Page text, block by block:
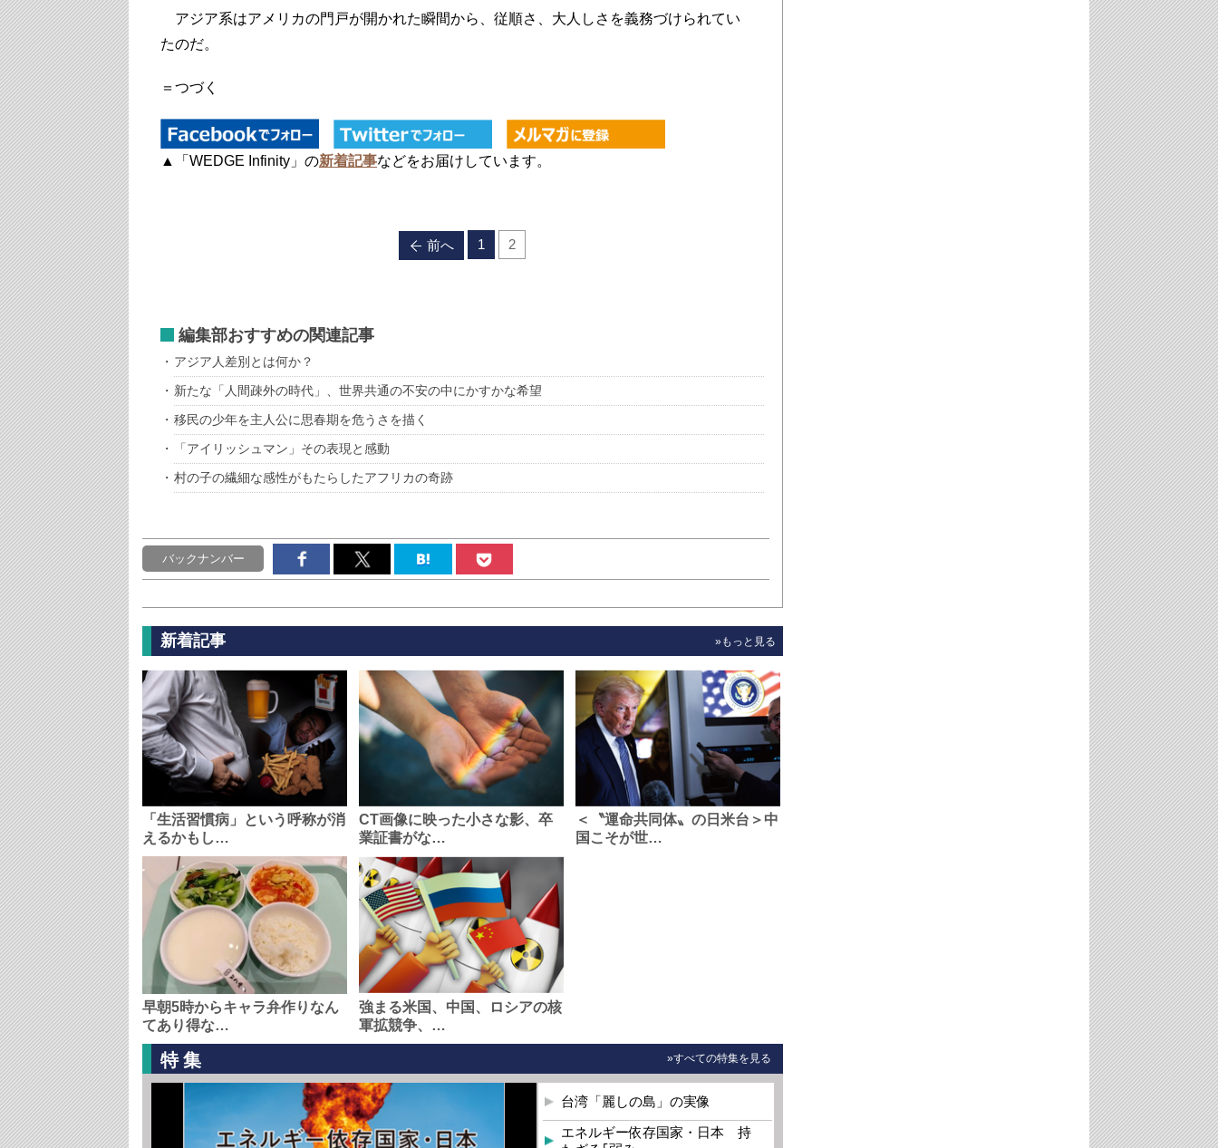
アジア系はアメリカの門戸が開かれた瞬間から、従順さ、大人しさを義務づけられてい
たのだ。
＝つづく
▲「WEDGE Infinity」の新着記事などをお届けしています。
前へ 1 2
編集部おすすめの関連記事
アジア人差別とは何か？
新たな「人間疎外の時代」、世界共通の不安の中にかすかな希望
移民の少年を主人公に思春期を危うさを描く
「アイリッシュマン」その表現と感動
村の子の繊細な感性がもたらしたアフリカの奇跡
バックナンバー
新着記事 »もっと見る
「生活習慣病」という呼称が消
えるかもし…
CT画像に映った小さな影、卒
業証書がな…
＜〝運命共同体〟の日米台＞中
国こそが世…
早朝5時からキャラ弁作りなん
てあり得な…
強まる米国、中国、ロシアの核
軍拡競争、…
特集 »すべての特集を見る
台湾「麗しの島」の実像
エネルギー依存国家・日本 持